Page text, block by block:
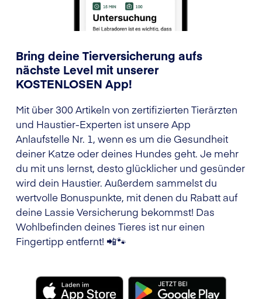
Bring deine Tierversicherung aufs
nächste Level mit unserer
KOSTENLOSEN App!
Mit über 300 Artikeln von zertifizierten Tierärzten
und Haustier-Experten ist unsere App
Anlaufstelle Nr. 1, wenn es um die Gesundheit
deiner Katze oder deines Hundes geht. Je mehr
du mit uns lernst, desto glücklicher und gesünder
wird dein Haustier. Außerdem sammelst du
wertvolle Bonuspunkte, mit denen du Rabatt auf
deine Lassie Versicherung bekommst! Das
Wohlbefinden deines Tieres ist nur einen
Fingertipp entfernt! 📲🐾